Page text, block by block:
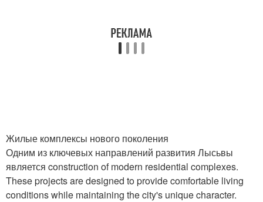
Жилые комплексы нового поколения
Одним из ключевых направлений развития Лысьвы
является construction of modern residential complexes.
These projects are designed to provide comfortable living
conditions while maintaining the city's unique character.